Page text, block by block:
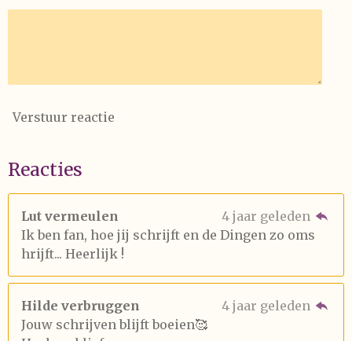
Verstuur reactie
Reacties
Lut vermeulen
4 jaar geleden
Ik ben fan, hoe jij schrijft en de Dingen zo oms
hrijft... Heerlijk !
Hilde verbruggen
4 jaar geleden
Jouw schrijven blijft boeien🥰